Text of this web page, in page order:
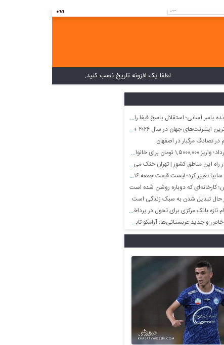
لطفا یک افزونه تاریخ نصب کنید.
آسانی؛ استقلال پاسخ فیفا را منتشر می‌کند؟
جهان در سال ۲۰۲۶ + جایگاه باونکردنی ایران و اینفوگرافی
خانواده با ۳ بچه دهک ۹
راه این مناطق کشور | تهران خنک می‌شود
کرد؛ لیست قیمت جمعه ۱۶ مرداد منتشر شد
کارخانه‌ای که دوباره روشن شده است
حال تبدیل شدن به سبک زندگی است
تازه بانک مرکزی برای تحول در پرداخت‌ها
عربستانی‌ها؛ آرامکو تابستان را زمستان می‌کند